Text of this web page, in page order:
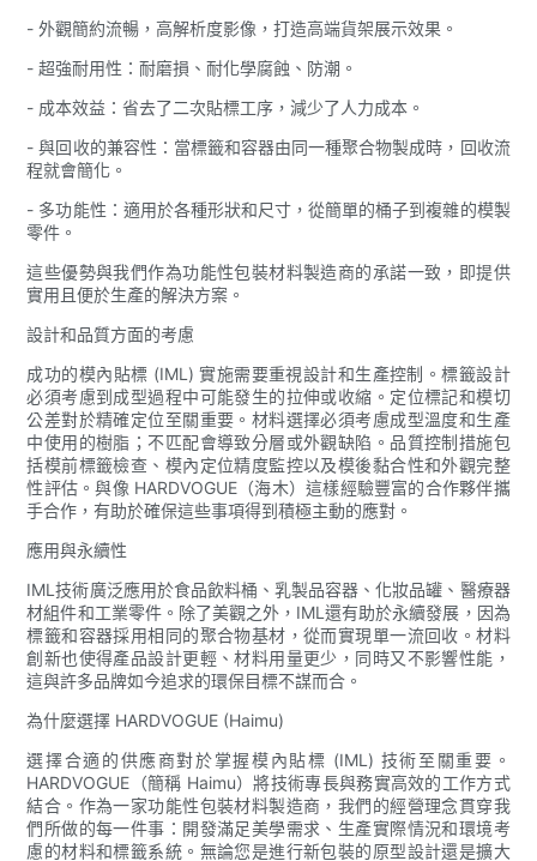
- 外觀簡約流暢，高解析度影像，打造高端貨架展示效果。
- 超強耐用性：耐磨損、耐化學腐蝕、防潮。
- 成本效益：省去了二次貼標工序，減少了人力成本。
- 與回收的兼容性：當標籤和容器由同一種聚合物製成時，回收流
程就會簡化。
- 多功能性：適用於各種形狀和尺寸，從簡單的桶子到複雜的模製
零件。
這些優勢與我們作為功能性包裝材料製造商的承諾一致，即提供
實用且便於生產的解決方案。
設計和品質方面的考慮
成功的模內貼標 (IML) 實施需要重視設計和生產控制。標籤設計
必須考慮到成型過程中可能發生的拉伸或收縮。定位標記和模切
公差對於精確定位至關重要。材料選擇必須考慮成型溫度和生產
中使用的樹脂；不匹配會導致分層或外觀缺陷。品質控制措施包
括模前標籤檢查、模內定位精度監控以及模後黏合性和外觀完整
性評估。與像 HARDVOGUE（海木）這樣經驗豐富的合作夥伴攜
手合作，有助於確保這些事項得到積極主動的應對。
應用與永續性
IML技術廣泛應用於食品飲料桶、乳製品容器、化妝品罐、醫療器
材組件和工業零件。除了美觀之外，IML還有助於永續發展，因為
標籤和容器採用相同的聚合物基材，從而實現單一流回收。材料
創新也使得產品設計更輕、材料用量更少，同時又不影響性能，
這與許多品牌如今追求的環保目標不謀而合。
為什麼選擇 HARDVOGUE (Haimu)
選擇合適的供應商對於掌握模內貼標 (IML) 技術至關重要。
HARDVOGUE（簡稱 Haimu）將技術專長與務實高效的工作方式
結合。作為一家功能性包裝材料製造商，我們的經營理念貫穿我
們所做的每一件事：開發滿足美學需求、生產實際情況和環境考
慮的材料和標籤系統。無論您是進行新包裝的原型設計還是擴大